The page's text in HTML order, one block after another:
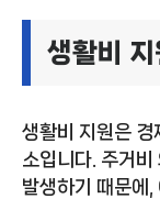
생활비
생활비 지원은 경
소입니다. 주거
발생하기 때문에,